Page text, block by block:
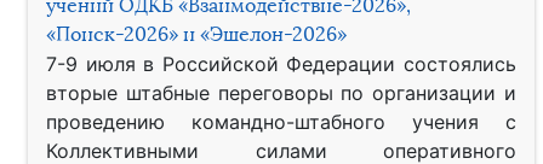
учений ОДКБ «Взаимодействие-2026»,
«Поиск-2026» и «Эшелон-2026»
7-9 июля в Российской Федерации состоялись
вторые штабные переговоры по организации и
проведению командно-штабного учения с
Коллективными силами оперативного